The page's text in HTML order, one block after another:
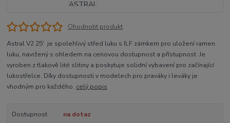
Ohodnotit produkt
Astral V2 25' je spolehlivý střed luku s ILF zámkem pro uložení ramen
luku, navržený s ohledem na cenovou dostupnost a přístupnost. Je
vyroben z tlakově lité slitiny a poskytuje solidní vybavení pro začínající
lukostřelce. Díky dostupnosti v modelech pro praváky i leváky je
vhodným pro každého. celý popis
Dostupnost
na dotaz